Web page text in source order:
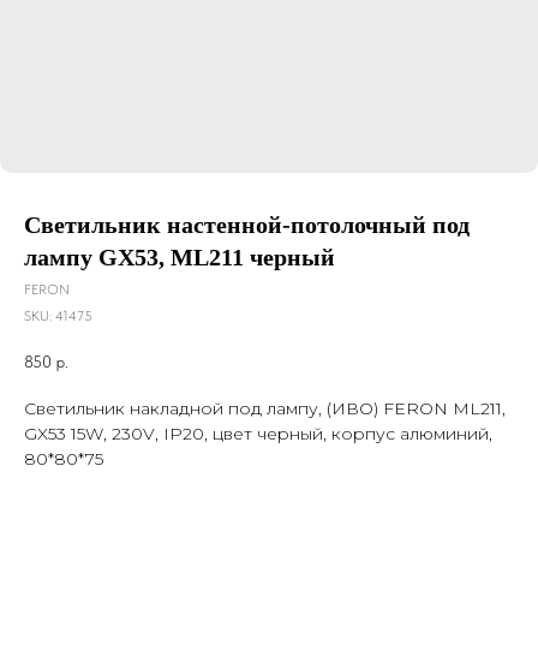
Светильник настенной-потолочный под
лампу GХ53, ML211 черный
FERON
SKU: 41475
850 р.
Светильник накладной под лампу, (ИВО) FERON ML211,
GX53 15W, 230V, IP20, цвет черный, корпус алюминий,
80*80*75